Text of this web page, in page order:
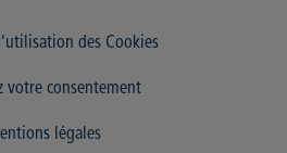
des Cookies
votre consentement
légales